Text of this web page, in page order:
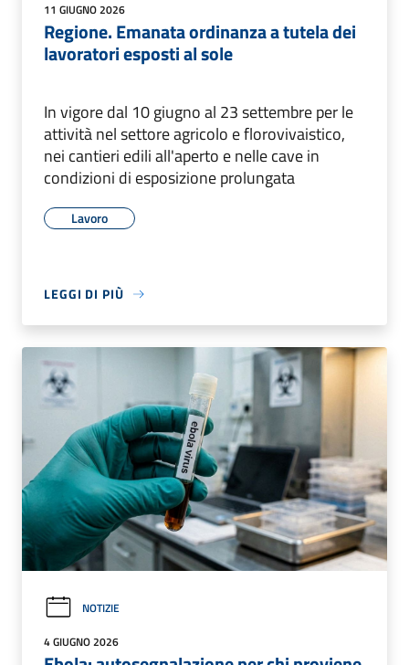
11 GIUGNO 2026
Regione. Emanata ordinanza a tutela dei
lavoratori esposti al sole
In vigore dal 10 giugno al 23 settembre per le
attività nel settore agricolo e florovivaistico,
nei cantieri edili all'aperto e nelle cave in
condizioni di esposizione prolungata
Lavoro
LEGGI DI PIÙ
NOTIZIE
4 GIUGNO 2026